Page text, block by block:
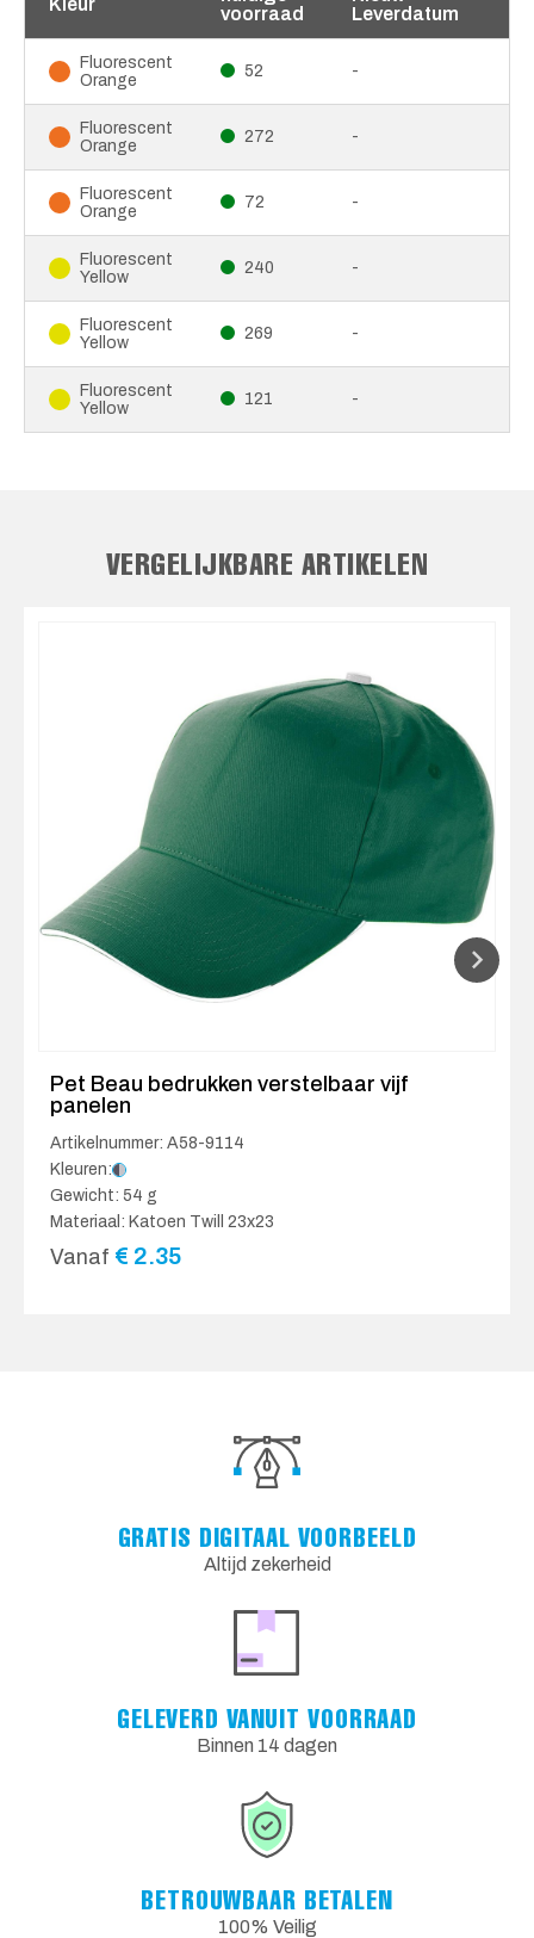
Kleur
voorraad
Leverdatum
Fluorescent
Orange
52 -
Fluorescent
Orange
272 -
Fluorescent
Orange
72 -
Fluorescent
Yellow
240 -
Fluorescent
Yellow
269 -
Fluorescent
Yellow
121 -
VERGELIJKBARE ARTIKELEN
Pet Beau bedrukken verstelbaar vijf
panelen
Artikelnummer: A58-9114
Kleuren:
Gewicht: 54 g
Materiaal: Katoen Twill 23x23
Vanaf € 2.35
GRATIS DIGITAAL VOORBEELD
Altijd zekerheid
GELEVERD VANUIT VOORRAAD
Binnen 14 dagen
BETROUWBAAR BETALEN
100% Veilig